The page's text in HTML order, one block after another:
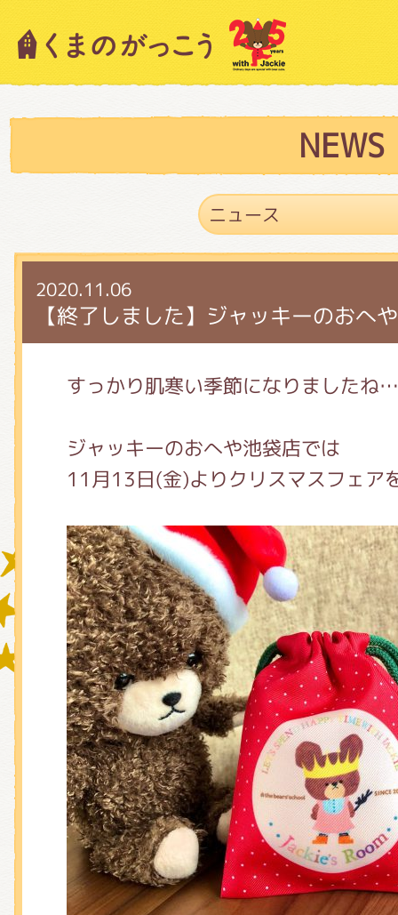
NEWS
2020.11.06
【終了しました】ジャッキーのおへ
すっかり肌寒い季節になりましたね
ジャッキーのおへや池袋店では
11月13日(金)よりクリスマスフェア
キャラクター紹介
スタッフブログ
絵本・作家紹介
ショップインフォメーション
グッズインフォメーション
ミュージカル・コンサート
おたのしみコンテンツ(クイズ・
チア ジャッキーズ！
くまのがっこう しょくいんしつ
くまのがっこう 家庭科部